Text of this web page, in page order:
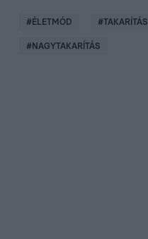
#ÉLETMÓD #TAKARÍTÁS
#NAGYTAKARÍTÁS